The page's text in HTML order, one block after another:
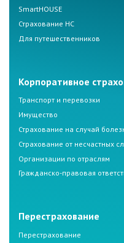
SmartHOUSE
Страхование НС
Для путешественников
Корпоративное
Транспорт и перевозки
Имущество
Страхование на случай
Страхование от несчастных
Организации по отраслям
Гражданско-правовая
Перестрахование
Перестрахование